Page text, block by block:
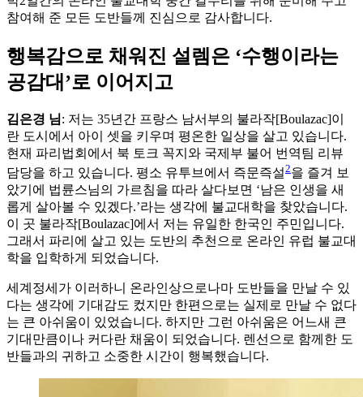
참여해 준 모든 도반들께 진심으로 감사합니다.
행복감으로 채워진 설렘은 ‘수행이라는
공감대’로 이어지고
김은경 님: 저는 35년간 프랑스 남서부의 불라작[Boulazac]이
란 도시에서 아이 셋을 키우며 평온한 일상을 살고 있습니다.
현재 파리법회에서 북 토크 꼭지와 국제부 불어 번역팀 리뷰
담당을 하고 있습니다. 평소 유투브에서 즉문즉설2을 즐겨 보
았기에 법륜스님의 가르침을 따라 살다보면 ‘남은 인생을 새
롭게 살아볼 수 있겠다.’라는 생각에 불교대학을 찾았습니다.
이 곳 불라작[Boulazac]에서 저는 유일한 한국인 주민입니다.
그래서 파리에 살고 있는 도반의 추천으로 온라인 유럽 불교대
학을 입학하게 되었습니다.
세계정세가 이러하니 온라인상으로나마 도반들을 만날 수 있
다는 생각에 기대감도 컸지만 한편으로는 실제로 만날 수 없다
는 큰 아쉬움이 있었습니다. 하지만 그런 아쉬움은 어느새 큰
기대만큼이나 커다란 채움이 되었습니다. 렌선으로 함께한 도
반들과의 귀하고 소중한 시간이 행복했습니다.